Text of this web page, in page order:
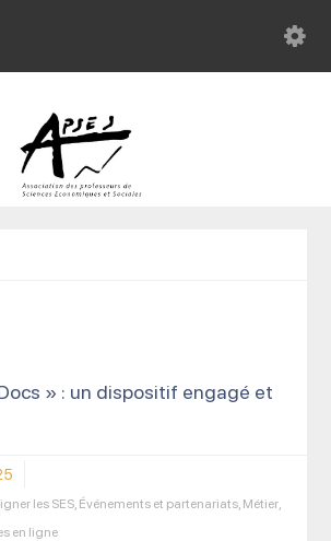
» : un dispositif engagé et
les SES, Événements et partenariats, Métier,
en ligne